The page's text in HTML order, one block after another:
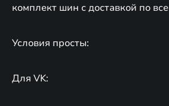
комплект шин с доставкой по
Условия просты:
Для VK: